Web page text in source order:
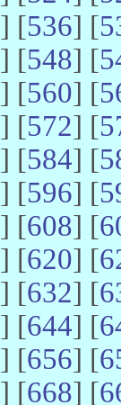
] [536] [
] [548] [
] [560] [
] [572] [
] [584] [
] [596] [
] [608] [
] [620] [
] [632] [
] [644] [
] [656] [
] [668] [